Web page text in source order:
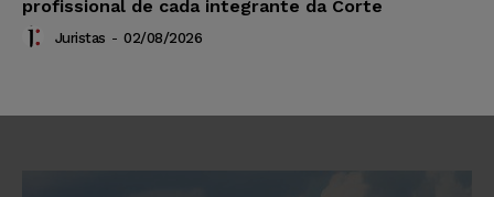
profissional de cada integrante da Corte
Juristas - 02/08/2026